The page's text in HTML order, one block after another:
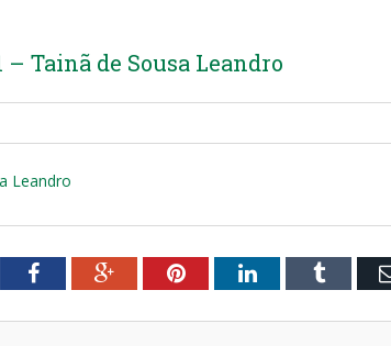
– Tainã de Sousa Leandro
Leandro
FacebookGoogle+PinterestLinkedInTumblr